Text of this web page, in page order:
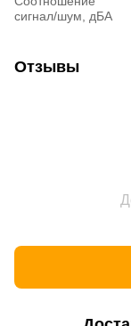
сигнал/шум, дБА
Отзывы